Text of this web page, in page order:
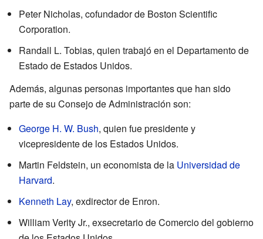
Peter Nicholas, cofundador de Boston Scientific
Corporation.
Randall L. Tobias, quien trabajó en el Departamento de
Estado de Estados Unidos.
Además, algunas personas importantes que han sido
parte de su Consejo de Administración son:
George H. W. Bush, quien fue presidente y
vicepresidente de los Estados Unidos.
Martin Feldstein, un economista de la Universidad de
Harvard.
Kenneth Lay, exdirector de Enron.
William Verity Jr., exsecretario de Comercio del gobierno